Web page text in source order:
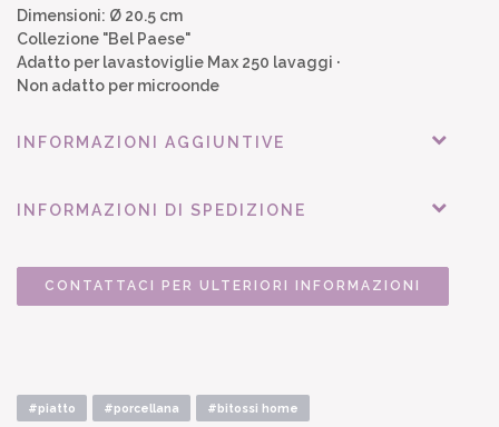
Dimensioni: Ø 20.5 cm
Collezione "Bel Paese"
Adatto per lavastoviglie Max 250 lavaggi ·
Non adatto per microonde
INFORMAZIONI AGGIUNTIVE
INFORMAZIONI DI SPEDIZIONE
CONTATTACI PER ULTERIORI INFORMAZIONI
#piatto #porcellana #bitossi home